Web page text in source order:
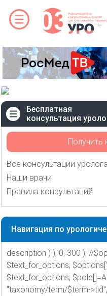
Бесплатная
консультация
Получить
Все консультации уролога
Наши врачи
Правила консультаций
Навигация по
description ) ), 0, 300 ); //
$text_for_options;
$text_for_options;
"taxonomy/term/$term-